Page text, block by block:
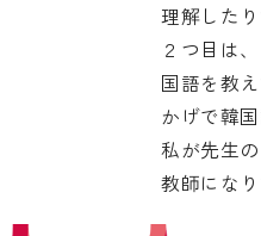
理解した
２つ目は
国語を教
かげで韓
私が先生
教師にな